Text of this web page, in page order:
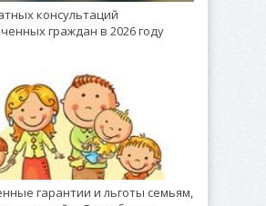
консультаций
граждан в 2026 году
гарантии и льготы семьям,